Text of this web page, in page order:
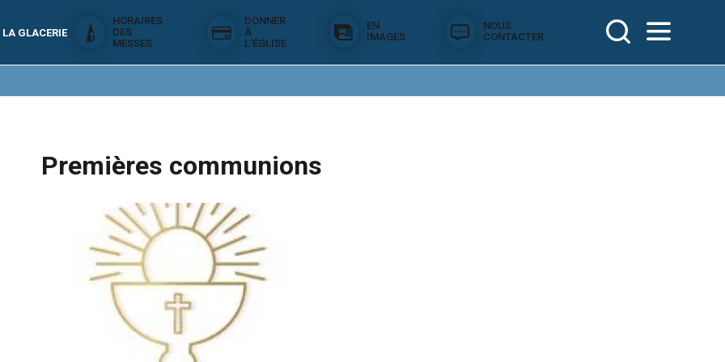
GLACERIE
HORAIRES
DES
MESSES
DONNER
À
L'ÉGLISE
EN
IMAGES
NOUS
CONTACTER
Premières communions